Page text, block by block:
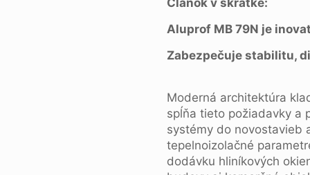
Článok v skratke:
Aluprof MB 79N je
Zabezpečuje stabilitu,
Moderná architektúra
spĺňa tieto požiadavky a
systémy do novostavieb
tepelnoizolačné
dodávku hliníkových